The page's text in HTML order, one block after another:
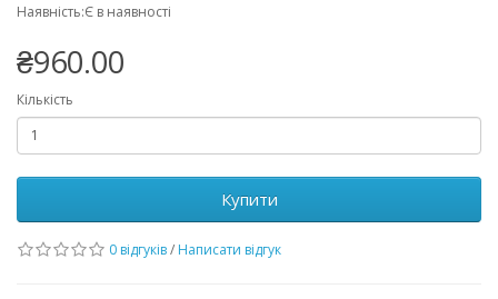
Наявність:Є в наявності
₴960.00
Кількість
Купити
0 відгуків/ Написати відгук